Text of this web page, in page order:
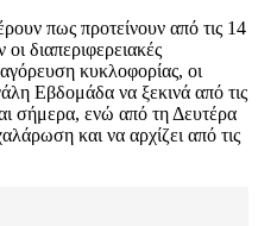
πως προτείνουν από τις 14
διαπεριφερειακές
κυκλοφορίας, οι
Εβδομάδα να ξεκινά από τις
σήμερα, ενώ από τη Δευτέρα
και να αρχίζει από τις